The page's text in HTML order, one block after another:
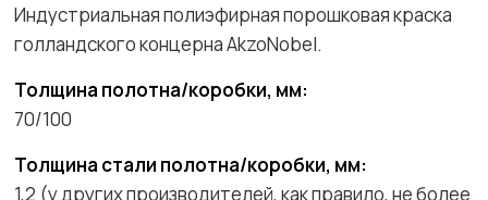
Индустриальная полиэфирная порошковая краска
голландского концерна AkzoNobel.
Толщина полотна/коробки, мм:
70/100
Толщина стали полотна/коробки, мм:
1,2 (у других производителей, как правило, не более